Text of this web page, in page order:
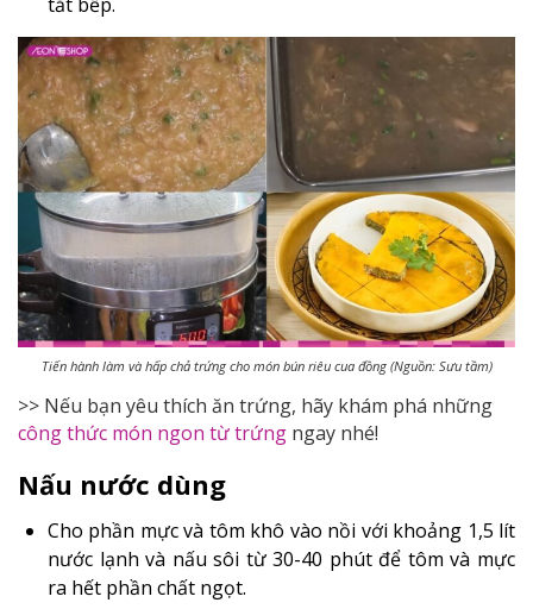
Tiến hành làm và hấp chả trứng cho món bún riêu cua đồng (Nguồn: Sưu tầm)
>> Nếu bạn yêu thích ăn trứng, hãy khám phá những
công thức món ngon từ trứng ngay nhé!
Nấu nước dùng
Cho phần mực và tôm khô vào nồi với khoảng 1,5 lít
nước lạnh và nấu sôi từ 30-40 phút để tôm và mực
ra hết phần chất ngọt.